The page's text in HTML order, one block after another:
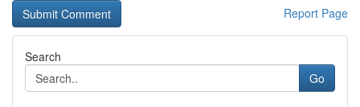
Report Page
Search
Go